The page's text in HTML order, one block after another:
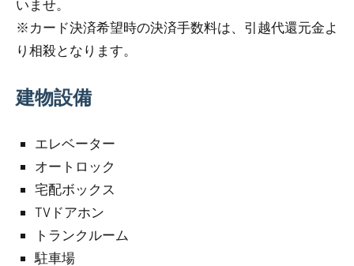
いませ。
※カード決済希望時の決済手数料は、引越代還元金よ
り相殺となります。
建物設備
エレベーター
オートロック
宅配ボックス
TVドアホン
トランクルーム
駐車場